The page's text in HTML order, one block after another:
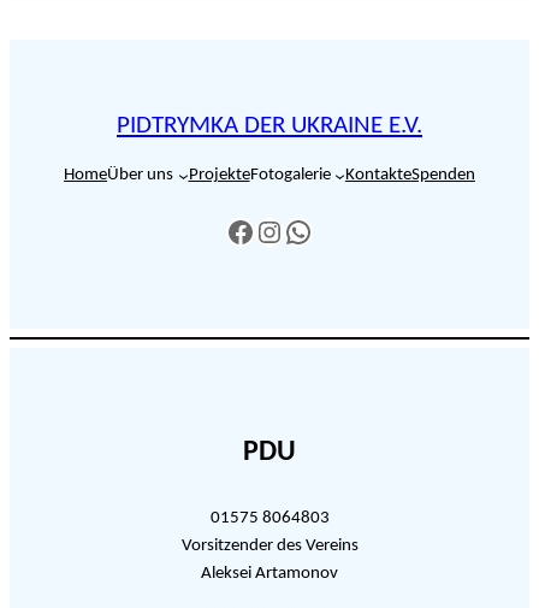
PIDTRYMKA DER UKRAINE E.V.
HomeÜber uns ProjekteFotogalerie KontakteSpenden
https://www.facebook.com/profile.php?id=61555914254648 https://www.instagram.com/pidtrymka_der_ukraine/ https://wa.me/4915758064803
PDU
01575 8064803
Vorsitzender des Vereins
Aleksei Artamonov